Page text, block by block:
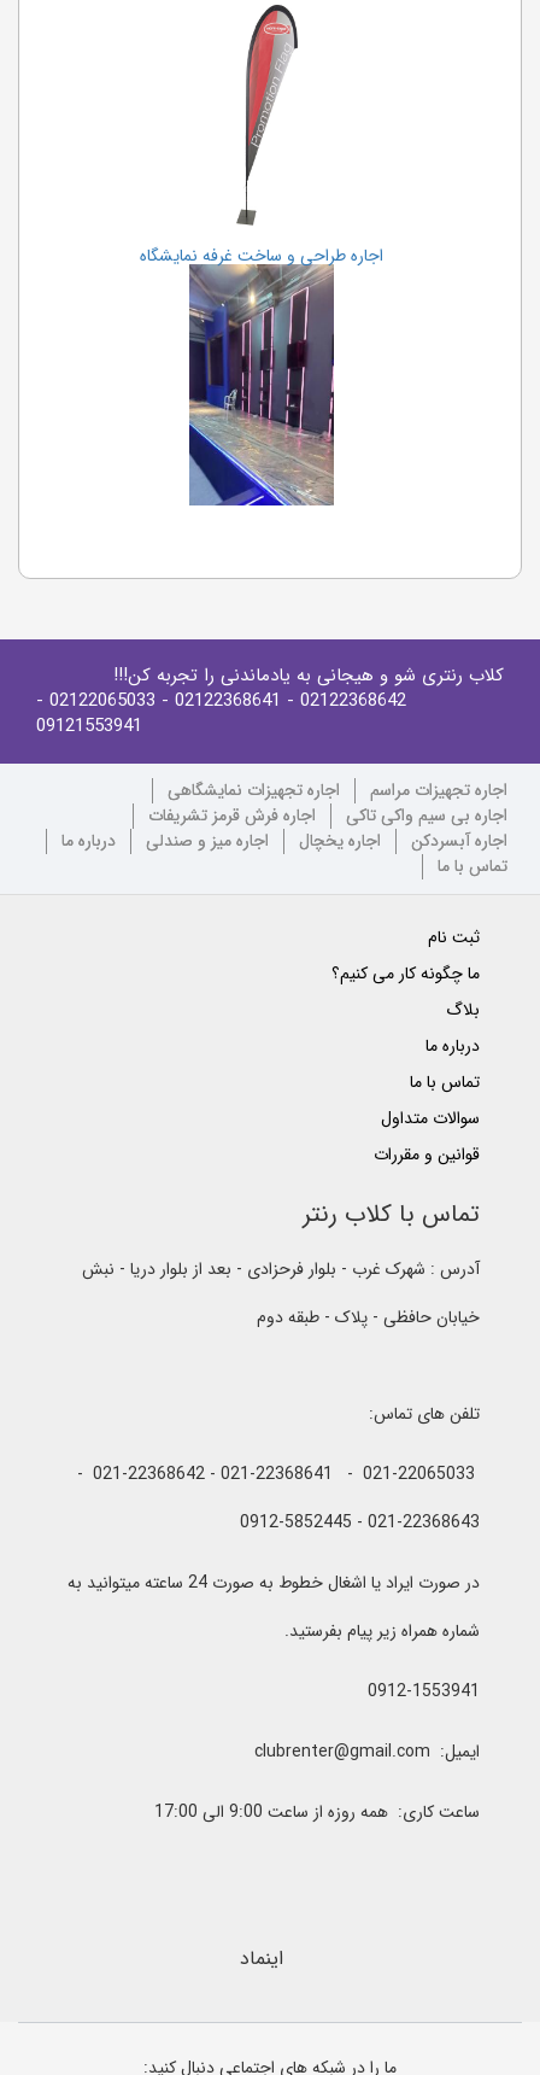
اجاره طراحی و ساخت غرفه نمایشگاه
کلاب رنتری شو و هیجانی به یادماندنی را تجربه کن!!!
02122368642
- 02122368641
- 02122065033
-
09121553941
اجاره تجهیزات مراسم
اجاره تجهیزات نمایشگاهی
اجاره بی سیم واکی تاکی
اجاره فرش قرمز تشریفات
اجاره آبسردکن
اجاره یخچال اجاره میز و صندلی
درباره ما
تماس با ما
ثبت نام
ما چگونه کار می کنیم؟
بلاگ
درباره ما
تماس با ما
سوالات متداول
قوانین و مقررات
تماس با کلاب رنتر
آدرس : شهرک غرب - بلوار فرحزادی - بعد از بلوار دریا - نبش
خیابان حافظی - پلاک - طبقه دوم
تلفن های تماس:
021-22065033 - 021-22368641 - 021-22368642 -
021-22368643 - 0912-5852445
در صورت ایراد یا اشغال خطوط به صورت 24 ساعته میتوانید به
شماره همراه زیر پیام بفرستید.
0912-1553941
ایمیل: clubrenter@gmail.com
ساعت کاری: همه روزه از ساعت 9:00 الی 17:00
اینماد
ما را در شبکه های اجتماعی دنبال کنید: